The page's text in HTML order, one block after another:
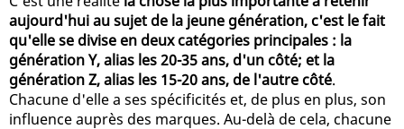
aujourd'hui au sujet de la jeune génération, c'est le fait
qu'elle se divise en deux catégories principales : la
génération Y, alias les 20-35 ans, d'un côté; et la
génération Z, alias les 15-20 ans, de l'autre côté.
Chacune d'elle a ses spécificités et, de plus en plus, son
influence auprès des marques. Au-delà de cela, chacune